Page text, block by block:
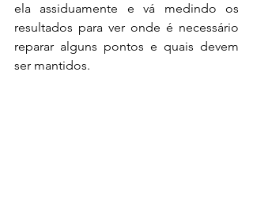
ela assiduamente e vá medindo os
resultados para ver onde é necessário
reparar alguns pontos e quais devem
ser mantidos.